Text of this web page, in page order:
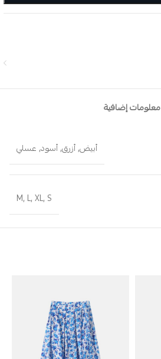
معلومات إضافية
أبيض,أزرق,أسود, عسلي
M, L, XL, S